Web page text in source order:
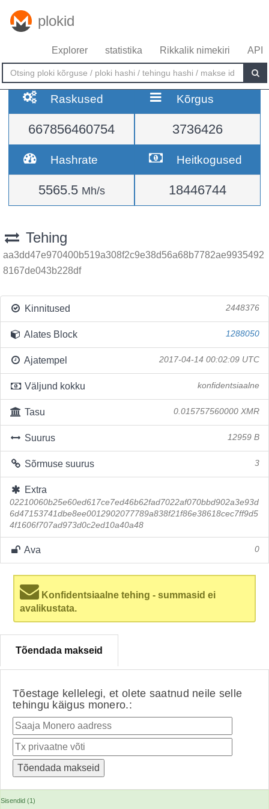
plokid
Explorer statistika Rikkalik nimekiri API
Raskused
667856460754
Kõrgus
3736426
Hashrate
5565.5 Mh/s
Heitkogused
18446744
Tehing
aa3dd47e970400b519a308f2c9e38d56a68b7782ae9935492
8167de043b228df
Kinnitused 2448376
Alates Block 1288050
Ajatempel 2017-04-14 00:02:09 UTC
Väljund kokku konfidentsiaalne
Tasu 0.015757560000 XMR
Suurus 12959 B
Sõrmuse suurus 3
Extra
02210060b25e60ed617ce7ed46b62fad7022af070bbd902a3e93d
6d47153741dbe8ee0012902077789a838f21f86e38618cec7ff9d5
4f1606f707ad973d0c2ed10a40a48
Ava 0
Konfidentsiaalne tehing - summasid ei
avalikustata.
Tõendada makseid
Tõestage kellelegi, et olete saatnud neile selle
tehingu käigus monero.:
Sisendid (1)